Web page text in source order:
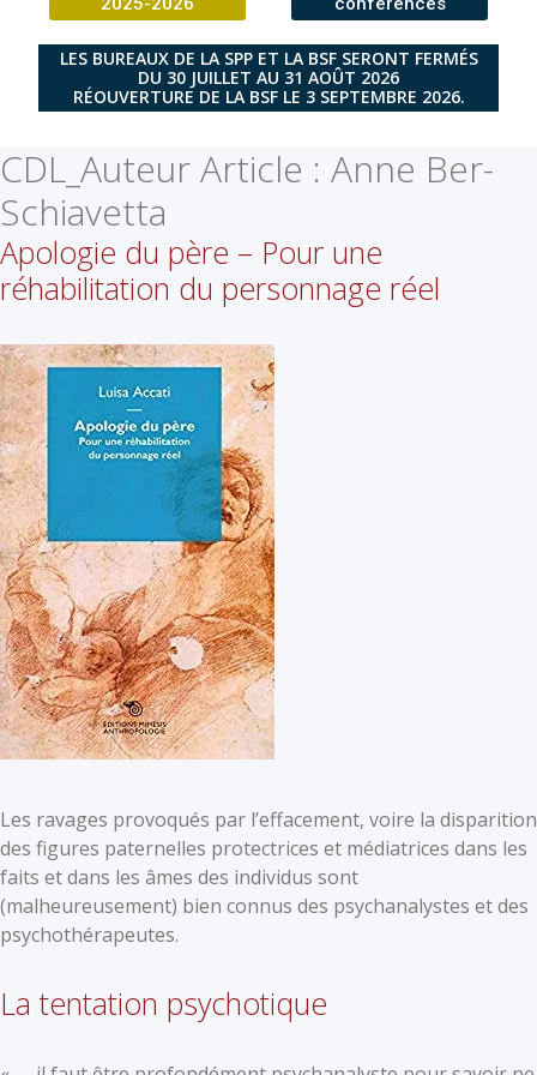
LES BUREAUX DE LA SPP ET LA BSF SERONT FERMÉS
DU 30 JUILLET AU 31 AOÛT 2026
RÉOUVERTURE DE LA BSF LE 3 SEPTEMBRE 2026.
CDL_Auteur Article : Anne Ber-
Schiavetta
Apologie du père – Pour une
réhabilitation du personnage réel
Les ravages provoqués par l’effacement, voire la disparition
des figures paternelles protectrices et médiatrices dans les
faits et dans les âmes des individus sont
(malheureusement) bien connus des psychanalystes et des
psychothérapeutes.
La tentation psychotique